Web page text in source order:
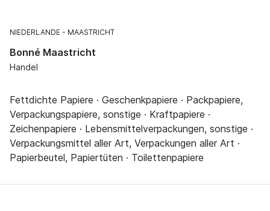
NIEDERLANDE MAASTRICHT
Bonné Maastricht
Handel
Fettdichte Papiere · Geschenkpapiere · Packpapiere,
Verpackungspapiere, sonstige · Kraftpapiere ·
Zeichenpapiere · Lebensmittelverpackungen, sonstige ·
Verpackungsmittel aller Art, Verpackungen aller Art ·
Papierbeutel, Papiertüten · Toilettenpapiere